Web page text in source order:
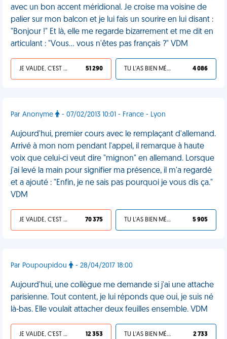
avec un bon accent méridional. Je croise ma voisine de
palier sur mon balcon et je lui fais un sourire en lui disant :
"Bonjour !" Et là, elle me regarde bizarrement et me dit en
articulant : "Vous... vous n'êtes pas français ?" VDM
JE VALIDE, C'EST UNE VDM 51 290 TU L'AS BIEN MÉRITÉ 4 086
Par Anonyme - 07/02/2013 10:01 - France - Lyon
Aujourd'hui, premier cours avec le remplaçant d'allemand.
Arrivé à mon nom pendant l'appel, il remarque à haute
voix que celui-ci veut dire "mignon" en allemand. Lorsque
j'ai levé la main pour signifier ma présence, il m'a regardé
et a ajouté : "Enfin, je ne sais pas pourquoi je vous dis ça."
VDM
JE VALIDE, C'EST UNE VDM 70 375 TU L'AS BIEN MÉRITÉ 5 905
Par Poupoupidou - 28/04/2017 18:00
Aujourd'hui, une collègue me demande si j'ai une attache
parisienne. Tout content, je lui réponds que oui, je suis né
là-bas. Elle voulait attacher deux feuilles ensemble. VDM
JE VALIDE, C'EST UNE VDM 12 353 TU L'AS BIEN MÉRITÉ 2 733